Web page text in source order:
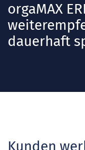
orgaMAX
dauerhaft
Kunden